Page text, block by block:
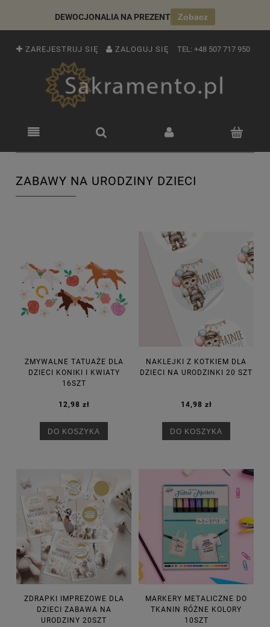
DEWOCJONALIA NA PREZENT Zobacz
ZAREJESTRUJ SIĘ ZALOGUJ SIĘ TEL: +48 507 717 950
ZABAWY NA URODZINY DZIECI
ZMYWALNE TATUAŻE DLA
DZIECI KONIKI I KWIATY
16SZT
12,98 zł
DO KOSZYKA
NAKLEJKI Z KOTKIEM DLA
DZIECI NA URODZINKI 20 SZT
14,98 zł
DO KOSZYKA
ZDRAPKI IMPREZOWE DLA
DZIECI ZABAWA NA
URODZINY 20SZT
MARKERY METALICZNE DO
TKANIN RÓŻNE KOLORY
10SZT